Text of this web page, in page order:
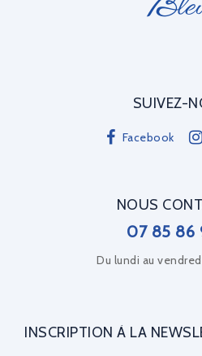
SUIVEZ-
Facebook
NOUS
07 85 86
Du lundi au
INSCRIPTION À LA